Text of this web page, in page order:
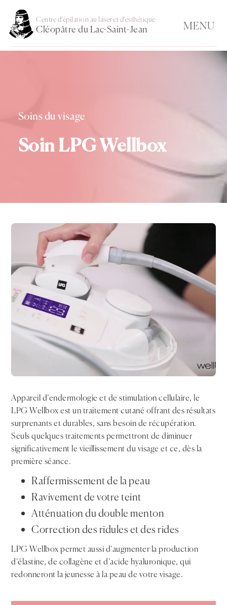
Centre d’épilation au laser et d’esthétique
Cléopâtre du Lac-Saint-Jean MENU
Soins du visage
Soin LPG Wellbox
Appareil d’endermologie et de stimulation cellulaire, le
LPG Wellbox est un traitement cutané offrant des résultats
surprenants et durables, sans besoin de récupération.
Seuls quelques traitements permettront de diminuer
significativement le vieillissement du visage et ce, dès la
première séance.
Raffermissement de la peau
Ravivement de votre teint
Atténuation du double menton
Correction des ridules et des rides
LPG Wellbox permet aussi d’augmenter la production
d’élastine, de collagène et d’acide hyaluronique, qui
redonneront la jeunesse à la peau de votre visage.